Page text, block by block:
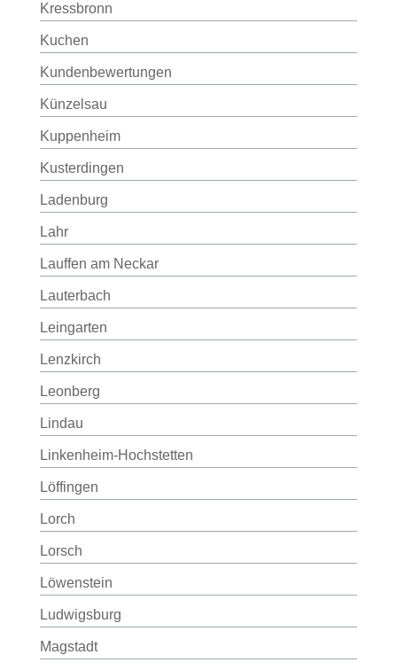
Kressbronn
Kuchen
Kundenbewertungen
Künzelsau
Kuppenheim
Kusterdingen
Ladenburg
Lahr
Lauffen am Neckar
Lauterbach
Leingarten
Lenzkirch
Leonberg
Lindau
Linkenheim-Hochstetten
Löffingen
Lorch
Lorsch
Löwenstein
Ludwigsburg
Magstadt